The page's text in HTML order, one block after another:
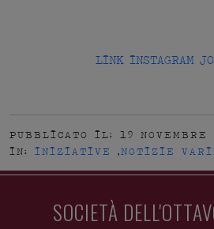
LINK INSTAGRAM
PUBBLICATO IL: 19 NOVEMBRE
IN: INIZIATIVE ,NOTIZIE
SOCIETÀ